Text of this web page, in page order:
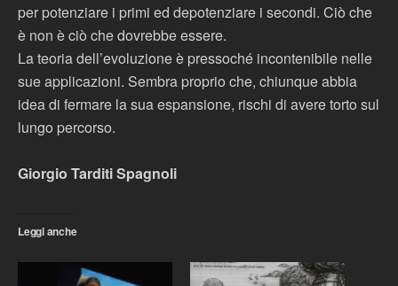
per potenziare i primi ed depotenziare i secondi. Ciò che
è non è ciò che dovrebbe essere.
La teoria dell’evoluzione è pressoché incontenibile nelle
sue applicazioni. Sembra proprio che, chiunque abbia
idea di fermare la sua espansione, rischi di avere torto sul
lungo percorso.
Giorgio Tarditi Spagnoli
Leggi anche